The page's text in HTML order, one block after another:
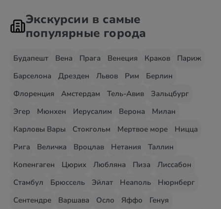
Экскурсии в самые
популярные города
Будапешт Вена Прага Венеция Краков
Париж
Барселона
Дрезден Львов Рим
Берлин
Флоренция
Амстердам Тель-Авив
Зальцбург
Эгер
Мюнхен Иерусалим Верона
Милан
Карловы Вары
Стокгольм Мертвое море
Ницца
Рига
Величка Вроцлав Нетания
Таллин
Копенгаген
Цюрих Любляна Пиза
Лиссабон
Стамбул
Брюссель Эйлат Неаполь
Нюрнберг
Сентендре
Варшава Осло Яффо
Генуя